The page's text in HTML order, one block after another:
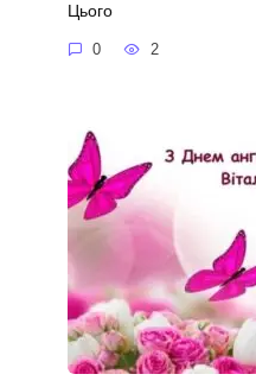
Цього
0 2